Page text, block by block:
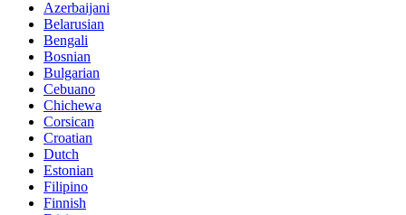
Azerbaijani
Belarusian
Bengali
Bosnian
Bulgarian
Cebuano
Chichewa
Corsican
Croatian
Dutch
Estonian
Filipino
Finnish